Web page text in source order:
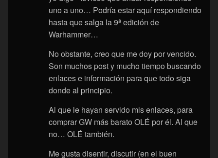
uno a uno… Podría estar aquí respondiendo
hasta que salga la 9ª edición de
Warhammer…
No obstante, creo que me doy por vencido.
Son muchos post y mucho tiempo buscando
enlaces e información para que todo siga
donde al principio.
Al que le hayan servido mis enlaces, para
comprar GW más barato OLÉ por él. Al que
no… OLÉ también.
Me gusta disentir, discutir (en el buen